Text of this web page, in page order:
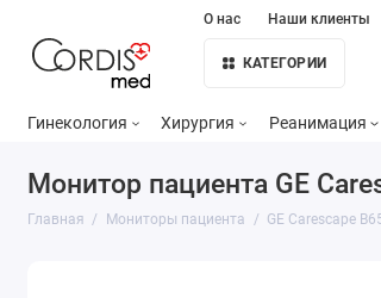
О нас Наши клиенты
КАТЕГОРИИ
Гинекология Хирургия Реанимация
Монитор пациента GE
Главная Мониторы пациента GE Carescape